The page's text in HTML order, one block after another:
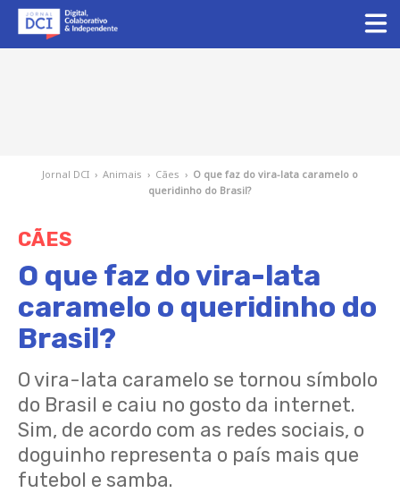
Jornal DCI › Animais › Cães › O que faz do vira-lata caramelo o
queridinho do Brasil?
CÃES
O que faz do vira-lata
caramelo o queridinho do
Brasil?
O vira-lata caramelo se tornou símbolo
do Brasil e caiu no gosto da internet.
Sim, de acordo com as redes sociais, o
doguinho representa o país mais que
futebol e samba.